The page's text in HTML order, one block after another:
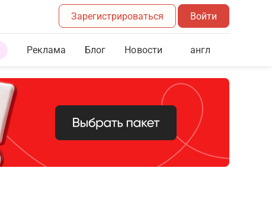
Зарегистрироваться Войти
Реклама Блог Новости англ